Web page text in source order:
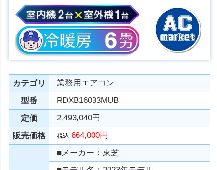
カテゴリ
業務用エアコン
型番
RDXB16033MUB
定価
2,493,040円
販売価格
税込664,000円
■メーカー：東芝